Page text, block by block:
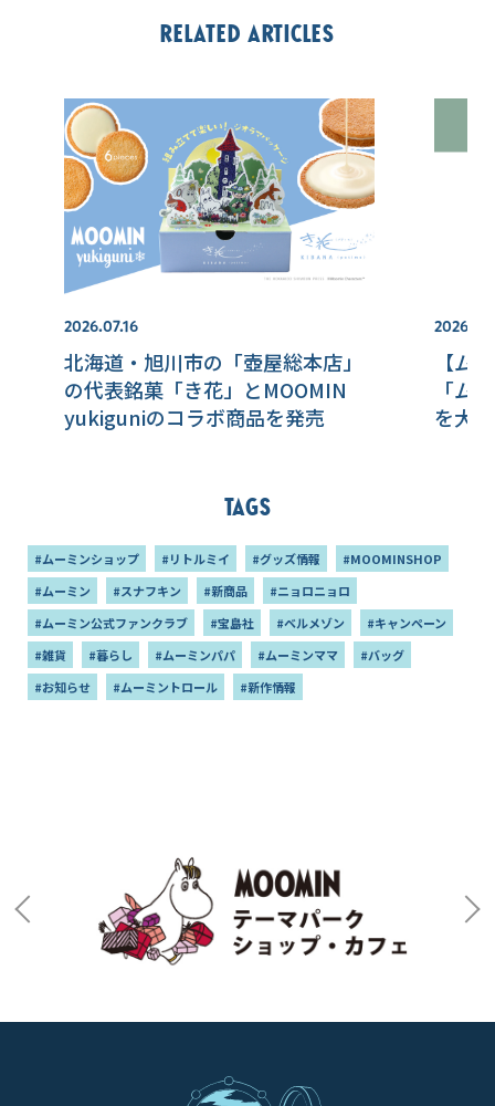
Related articles
2026.07.16
北海道・旭川市の「壺屋総本店」
の代表銘菓「き花」とMOOMIN
yukiguniのコラボ商品を発売
【ム
「ム
を大
Tags
#ムーミンショップ #リトルミイ #グッズ情報
#MOOMINSHOP
#ムーミン
#スナフキン #新商品
#ニョロニョロ
#ムーミン公式ファンクラブ
#宝島社 #ベルメゾン
#キャンペーン
#雑貨
#暮らし #ムーミンパパ #ムーミンママ
#バッグ
#お知らせ
#ムーミントロール #新作情報